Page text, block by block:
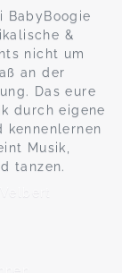
BabyBoogie
&
nicht um
an der
Das eure
durch eigene
kennenlernen
Musik,
tanzen.